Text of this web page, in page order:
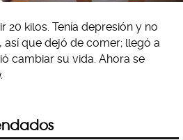
20 kilos. Tenía depresión y no
que dejó de comer; llegó a
cambiar su vida. Ahora se